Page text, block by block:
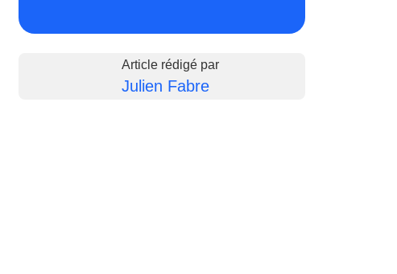
Article rédigé par
Julien Fabre